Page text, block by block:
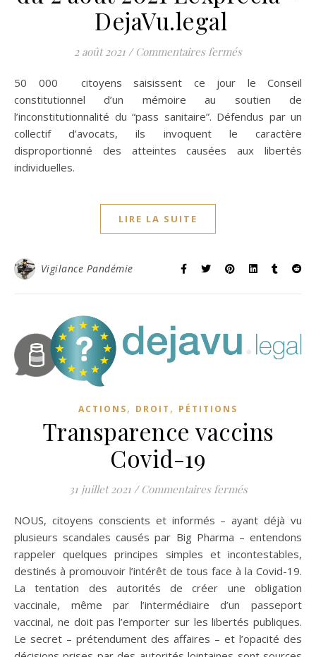
DejaVu.legal
2 août 2021 / Commentaires ferméssur
50 000 citoyens saisissent ce jour le Conseil
constitutionnel d’un mémoire au soutien de
l’inconstitutionnalité du “pass sanitaire”. Défendus par un
collectif d’avocats, ils invoquent le caractère
disproportionné des atteintes causées aux libertés
individuelles.
LIRE LA SUITE
Vigilance Pandémie
ACTIONS, DROIT , PÉTITIONS
Transparence vaccins
Covid-19
31 juillet 2021 / Commentaires ferméssur
NOUS, citoyens conscients et informés – ayant déjà vu
plusieurs scandales causés par Big Pharma – entendons
rappeler quelques principes simples et incontestables,
destinés à promouvoir l’intérêt de tous face à la Covid-19.
La tentation des autorités de créer une obligation
vaccinale, même par l’intermédiaire d’un passeport
vaccinal, ne doit pas l’emporter sur les libertés publiques.
Le secret – prétendument des affaires – et l’opacité des